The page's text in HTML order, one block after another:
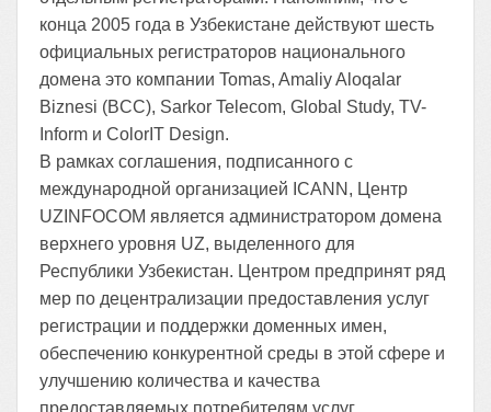
конца 2005 года в Узбекистане действуют шесть
официальных регистраторов национального
домена это компании Tomas, Amaliy Aloqalar
Biznesi (BCC), Sarkor Telecom, Global Study, TV-
Inform и ColorIT Design.
В рамках соглашения, подписанного с
международной организацией ICANN, Центр
UZINFOCOM является администратором домена
верхнего уровня UZ, выделенного для
Республики Узбекистан. Центром предпринят ряд
мер по децентрализации предоставления услуг
регистрации и поддержки доменных имен,
обеспечению конкурентной среды в этой сфере и
улучшению количества и качества
предоставляемых потребителям услуг.